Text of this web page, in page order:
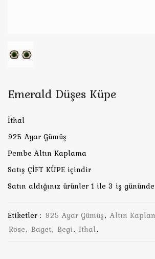
Emerald Düşes Küpe
İthal
925 Ayar Gümüş
Pembe Altın Kaplama
Satış ÇİFT KÜPE içindir
Satın aldığınız ürünler 1 ile 3 iş
Etiketler : 925 Ayar Gümüş, Altın
Rose, Baget, Begi, Ithal,